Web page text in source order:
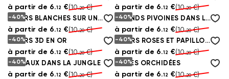
à partir de 6.12 €(10.20€) à partir de 6.12 €(10.20€)
-40% FLEURS BLANCHES SUR UN MUR DE CIMENT PEINT
à partir de 6.12 €(10.20€)
-40% GRANDS PIVOINES DANS LES COULEURS PASTEL
à partir de 6.12 €(10.20€)
-40%
FLEURS 3D EN OR
à partir de 6.12 €(10.20€)
-40% FLEURS ROSES ET PAPILLONS
à partir de 6.12 €(10.20€)
-40%
ANIMAUX DANS LA JUNGLE
à partir de 6.12 €(10.20€)
-40%
BELLES ORCHIDÉES
à partir de 6.12 €(10.20€)